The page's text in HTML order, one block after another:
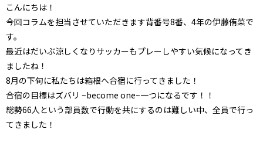
こんにちは！
今回コラムを担当させていただきます背番号8番、4年の伊藤侑菜で
す。
最近はだいぶ涼しくなりサッカーもプレーしやすい気候になってき
ましたね！
8月の下旬に私たちは箱根へ合宿に行ってきました！
合宿の目標はズバリ ~become one~一つになるです！！
総勢66人という部員数で行動を共にするのは難しい中、全員で行っ
てきました！